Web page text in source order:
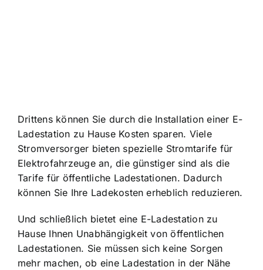
Drittens können Sie durch die Installation einer E-
Ladestation zu Hause Kosten sparen. Viele
Stromversorger bieten spezielle Stromtarife für
Elektrofahrzeuge an, die günstiger sind als die
Tarife für öffentliche Ladestationen. Dadurch
können Sie Ihre Ladekosten erheblich reduzieren.
Und schließlich bietet eine E-Ladestation zu
Hause Ihnen Unabhängigkeit von öffentlichen
Ladestationen. Sie müssen sich keine Sorgen
mehr machen, ob eine Ladestation in der Nähe